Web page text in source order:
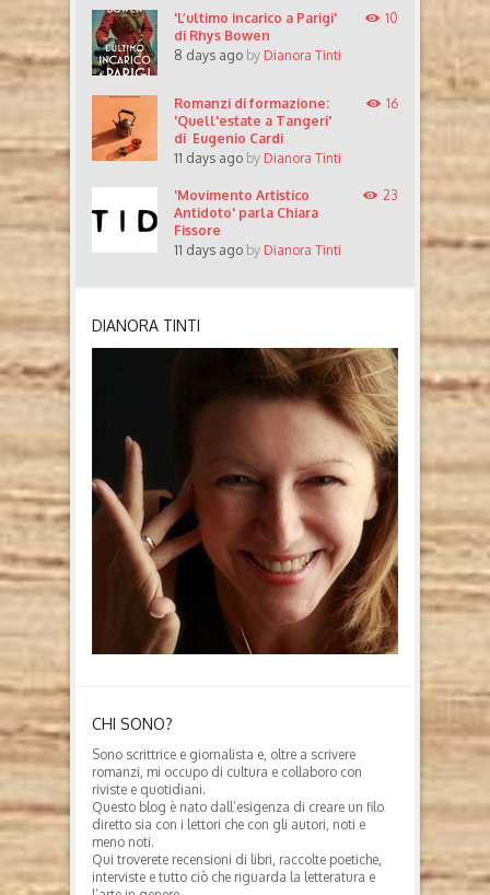
'L’ultimo incarico a Parigi'
di Rhys Bowen
8 days ago by Dianora Tinti
10
Romanzi di formazione:
'Quell'estate a Tangeri'
di Eugenio Cardi
11 days ago by Dianora Tinti
16
'Movimento Artistico
Antidoto' parla Chiara
Fissore
11 days ago by Dianora Tinti
23
DIANORA TINTI
CHI SONO?
Sono scrittrice e giornalista e, oltre a scrivere
romanzi, mi occupo di cultura e collaboro con
riviste e quotidiani.
Questo blog è nato dall’esigenza di creare un filo
diretto sia con i lettori che con gli autori, noti e
meno noti.
Qui troverete recensioni di libri, raccolte poetiche,
interviste e tutto ciò che riguarda la letteratura e